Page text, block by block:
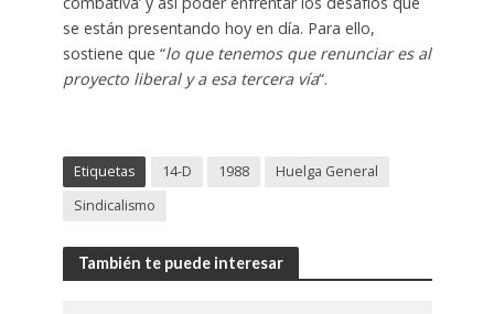
se están presentando hoy en día. Para ello,
sostiene que “lo que tenemos que renunciar es al
proyecto liberal y a esa tercera vía“.
Etiquetas 14-D 1988
Huelga General
Sindicalismo
También te puede interesar